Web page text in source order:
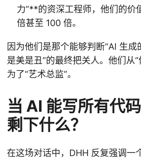
力”**的资深工程师，他们的价
倍甚至 100 倍。
因为他们是那个能够判断“AI 生成
是美是丑”的最终把关人。他们从
为了“艺术总监”。
当 AI 能写所有代
剩下什么？
在这场对话中，DHH 反复强调一